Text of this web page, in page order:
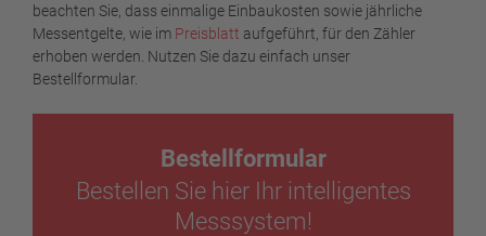
beachten Sie, dass einmalige Einbaukosten sowie jährliche
Messentgelte, wie im Preisblatt aufgeführt, für den Zähler
erhoben werden. Nutzen Sie dazu einfach unser
Bestellformular.
Bestellformular
Bestellen Sie hier Ihr intelligentes
Messsystem!